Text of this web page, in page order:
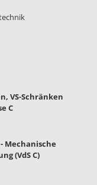
VS-Schränken
C
Mechanische
(VdS C)